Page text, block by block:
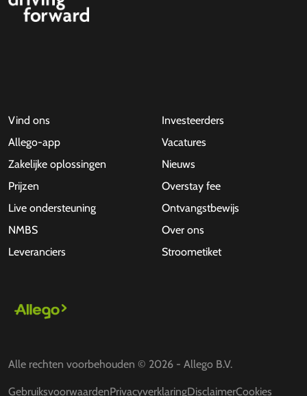
Vind ons
Allego-app
Zakelijke oplossingen
Prijzen
Live ondersteuning
NMBS
Leveranciers
Investeerders
Vacatures
Nieuws
Overstay fee
Ontvangstbewijs
Over ons
Stroometiket
Alle rechten voorbehouden © 2026 - Allego B.V.
GebruiksvoorwaardenPrivacyverklaringDisclaimerCookies